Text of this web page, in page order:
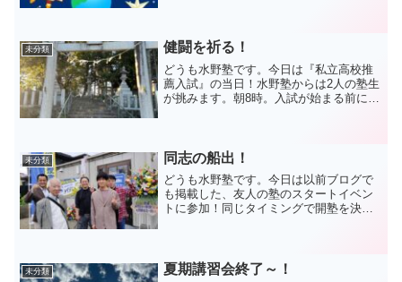
起こる、楽しい展開...
未分類 健闘を祈る！
どうも水野塾です。今日は『私立高校推
薦入試』の当日！水野塾からは2人の塾生
が挑みます。朝8時。入試が始まる前にお
は！
未分類 同志の船出！
どうも水野塾です。今日は以前ブログで
も掲載した、友人の塾のスタートイベン
トに参加！同じタイミングで開塾を決意
ベントはワークショ...
未分類 夏期講習会終了～！